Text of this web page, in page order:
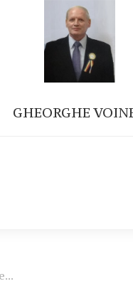
GHEORGHE